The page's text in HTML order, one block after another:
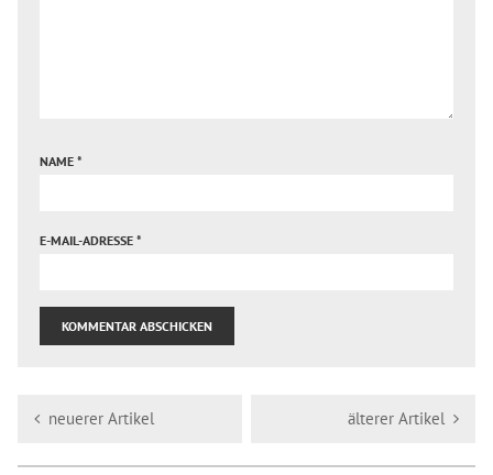
NAME *
E-MAIL-ADRESSE *
neuerer Artikel älterer Artikel